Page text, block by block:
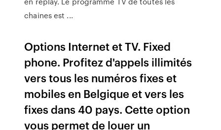
chaines est ...
Options Internet et TV. Fixed
phone. Profitez d'appels illimités
vers tous les numéros fixes et
mobiles en Belgique et vers les
fixes dans 40 pays. Cette option
vous permet de louer un